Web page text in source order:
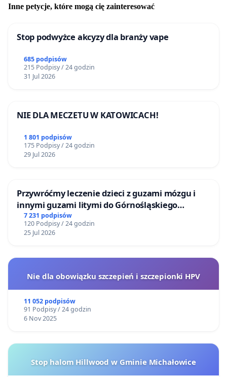
Inne petycje, które mogą cię zainteresować
Stop podwyżce akcyzy dla branży vape
685 podpisów
215 Podpisy / 24 godzin
31 Jul 2026
NIE DLA MECZETU W KATOWICACH!
1 801 podpisów
175 Podpisy / 24 godzin
29 Jul 2026
Przywróćmy leczenie dzieci z guzami mózgu i
innymi guzami litymi do Górnośląskiego
Centrum Zdrowia Dziecka w Katowicach
7 231 podpisów
120 Podpisy / 24 godzin
25 Jul 2026
Nie dla obowiązku szczepień i szczepionki HPV
11 052 podpisów
91 Podpisy / 24 godzin
6 Nov 2025
Stop halom Hillwood w Gminie Michałowice